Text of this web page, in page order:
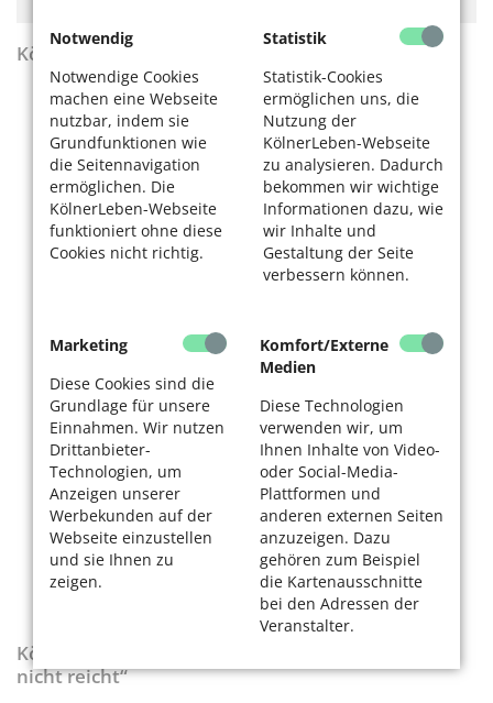
Notwendig
Notwendige Cookies
machen eine Webseite
nutzbar, indem sie
Grundfunktionen wie
die Seitennavigation
ermöglichen. Die
KölnerLeben-Webseite
funktioniert ohne diese
Cookies nicht richtig.
Statistik
Statistik-Cookies
ermöglichen uns, die
Nutzung der
KölnerLeben-Webseite
zu analysieren. Dadurch
bekommen wir wichtige
Informationen dazu, wie
wir Inhalte und
Gestaltung der Seite
verbessern können.
Marketing
Diese Cookies sind die
Grundlage für unsere
Einnahmen. Wir nutzen
Drittanbieter-
Technologien, um
Anzeigen unserer
Werbekunden auf der
Webseite einzustellen
und sie Ihnen zu
zeigen.
Komfort/Externe
Medien
Diese Technologien
verwenden wir, um
Ihnen Inhalte von Video-
oder Social-Media-
Plattformen und
anderen externen Seiten
anzuzeigen. Dazu
gehören zum Beispiel
die Kartenausschnitte
bei den Adressen der
Veranstalter.
KölnerLeben Sommer 2026
KölnerLeben-Sonderausgabe „Wenn die Rente
nicht reicht“